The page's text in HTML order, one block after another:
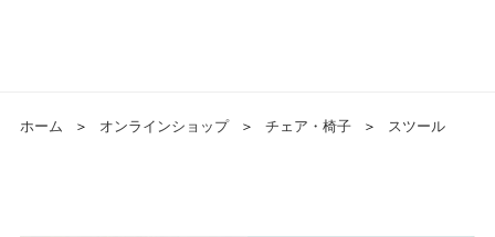
ホーム ＞ オンラインショップ ＞ チェア・椅子 ＞ スツール